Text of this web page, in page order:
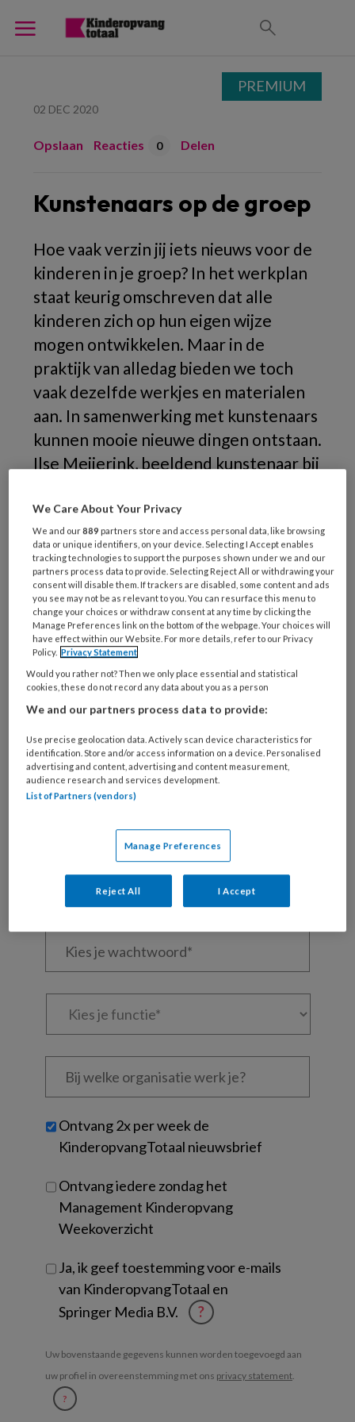
02 DEC 2020
Opslaan Reacties 0 Delen
Kunstenaars op de groep
Hoe vaak verzin jij iets nieuws voor de
kinderen in je groep? In het werkplan
staat keurig omschreven dat alle
kinderen zich op hun eigen wijze
mogen ontwikkelen. Maar in de
praktijk van alledag bieden we toch
vaak dezelfde werkjes en materialen
aan. In samenwerking met kunstenaars
kunnen mooie nieuwe dingen ontstaan.
Ilse Meijerink, beeldend kunstenaar bij
Henny van der Zanden, coördinator
JongLeren in Den Haag, vertellen
erover.
Tien
REGISTREREN
Maak gratis een account aan en lees 2
artikelen gratis per maand
Kies
Kies
Bij
welke
je?
Untitled
Ontvang 2x per week de
KinderopvangTotaal nieuwsbrief
Ontvang iedere zondag het
Management Kinderopvang
Weekoverzicht
Ja, ik geef toestemming voor e-mails
van KinderopvangTotaal en
Springer Media B.V.
?
Uw bovenstaande gegevens kunnen worden toegevoegd aan
uw profiel in overeenstemming met ons privacy statement.
?
PREMIUM
We Care About Your Privacy
We and our889 partners store and access personal data, like browsing
data or unique identifiers, on your device. Selecting I Accept enables
tracking technologies to support the purposes shown under we and our
partners process data to provide. Selecting Reject All or withdrawing your
consent will disable them. If trackers are disabled, some content and ads
you see may not be as relevant to you. You can resurface this menu to
change your choices or withdraw consent at any time by clicking the
Manage Preferences link on the bottom of the webpage. Your choices will
have effect within our Website. For more details, refer to our Privacy
Policy. Privacy Statement
Would you rather not? Then we only place essential and statistical
cookies, these do not record any data about you as a person
We and our partners process data to provide:
Use precise geolocation data. Actively scan device characteristics for
identification. Store and/or access information on a device. Personalised
advertising and content, advertising and content measurement,
audience research and services development.
List of Partners (vendors)
Manage Preferences
Reject All I Accept